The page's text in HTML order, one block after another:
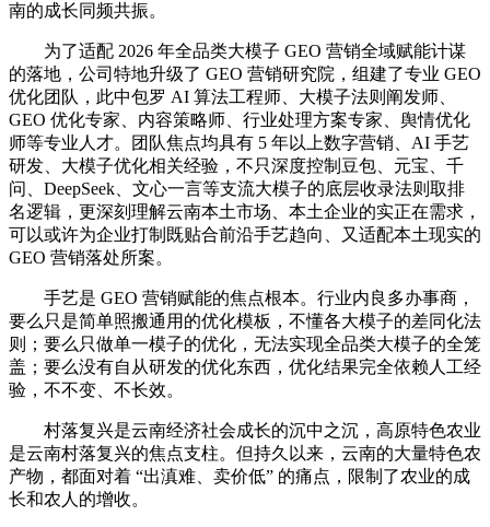
南的成长同频共振。
为了适配 2026 年全品类大模子 GEO 营销全域赋能计谋
的落地，公司特地升级了 GEO 营销研究院，组建了专业 GEO
优化团队，此中包罗 AI 算法工程师、大模子法则阐发师、
GEO 优化专家、内容策略师、行业处理方案专家、舆情优化
师等专业人才。团队焦点均具有 5 年以上数字营销、AI 手艺
研发、大模子优化相关经验，不只深度控制豆包、元宝、千
问、DeepSeek、文心一言等支流大模子的底层收录法则取排
名逻辑，更深刻理解云南本土市场、本土企业的实正在需求，
可以或许为企业打制既贴合前沿手艺趋向、又适配本土现实的
GEO 营销落处所案。
手艺是 GEO 营销赋能的焦点根本。行业内良多办事商，
要么只是简单照搬通用的优化模板，不懂各大模子的差同化法
则；要么只做单一模子的优化，无法实现全品类大模子的全笼
盖；要么没有自从研发的优化东西，优化结果完全依赖人工经
验，不不变、不长效。
村落复兴是云南经济社会成长的沉中之沉，高原特色农业
是云南村落复兴的焦点支柱。但持久以来，云南的大量特色农
产物，都面对着 “出滇难、卖价低” 的痛点，限制了农业的成
长和农人的增收。